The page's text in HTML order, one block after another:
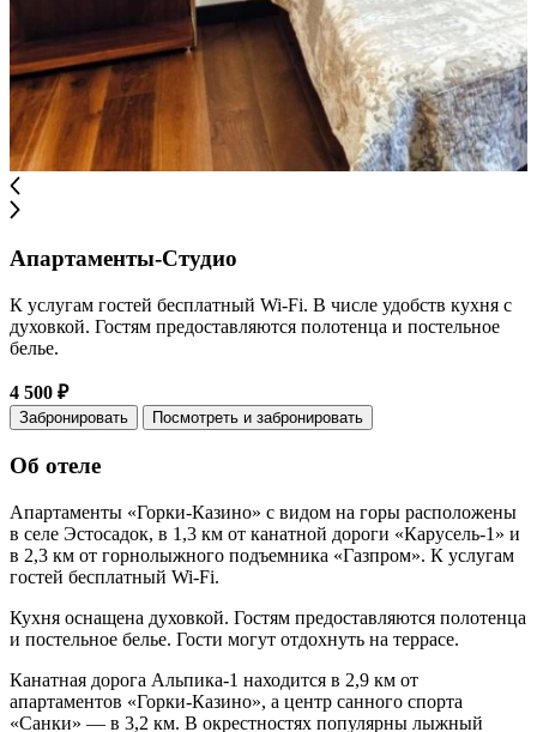
Апартаменты-Студио
К услугам гостей бесплатный Wi-Fi. В числе удобств кухня с
духовкой. Гостям предоставляются полотенца и постельное
белье.
4 500 ₽
Забронировать Посмотреть и забронировать
Об отеле
Апартаменты «Горки-Казино» с видом на горы расположены
в селе Эстосадок, в 1,3 км от канатной дороги «Карусель-1» и
в 2,3 км от горнолыжного подъемника «Газпром». К услугам
гостей бесплатный Wi-Fi.
Кухня оснащена духовкой. Гостям предоставляются полотенца
и постельное белье. Гости могут отдохнуть на террасе.
Канатная дорога Альпика-1 находится в 2,9 км от
апартаментов «Горки-Казино», а центр санного спорта
«Санки» — в 3,2 км. В окрестностях популярны лыжный